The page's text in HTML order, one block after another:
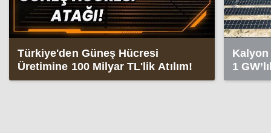
Türkiye'den Güneş Hücresi
Üretimine 100 Milyar TL'lik Atılım!
Kalyon
1